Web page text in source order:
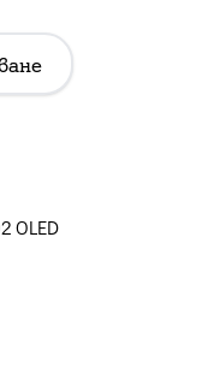
OLED